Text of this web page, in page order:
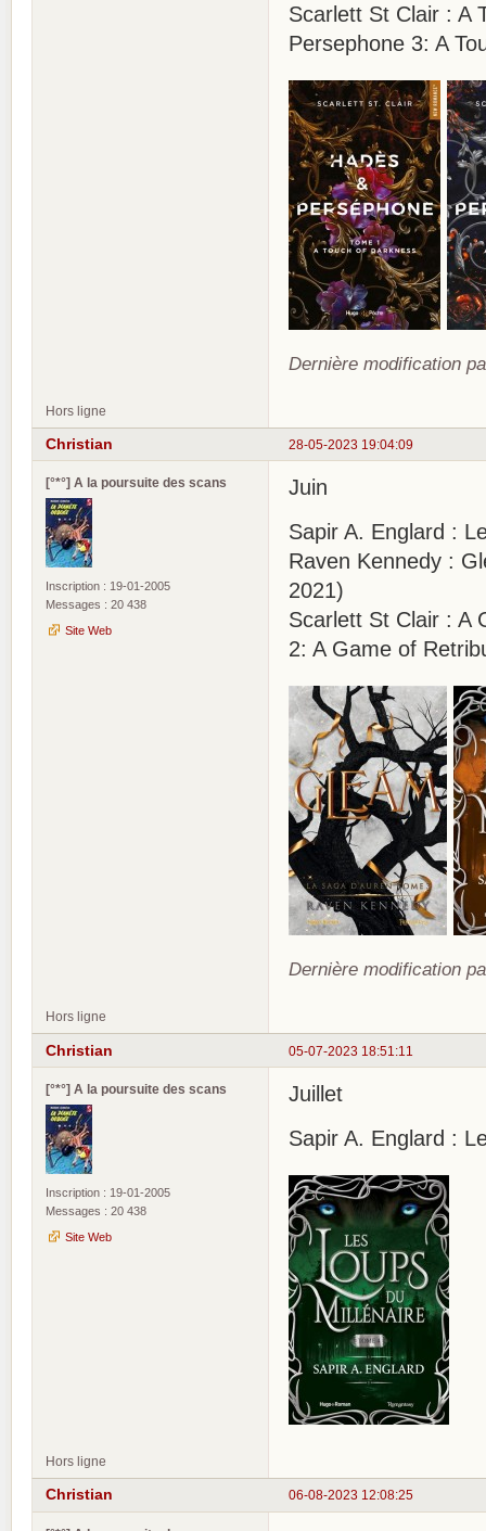
Scarlett St Clair : A
Persephone 3: A
Dernière modification
Hors ligne
28-05-2023 19:04:09
Christian
[°*°] A la poursuite des scans
Inscription : 19-01-2005
Messages : 20 438
Site Web
Juin
Sapir A. Englard :
Raven Kennedy :
2021)
Scarlett St Clair : A
2: A Game of
Dernière modification
Hors ligne
05-07-2023 18:51:11
Christian
[°*°] A la poursuite des scans
Inscription : 19-01-2005
Messages : 20 438
Site Web
Juillet
Sapir A. Englard :
Hors ligne
06-08-2023 12:08:25
Christian